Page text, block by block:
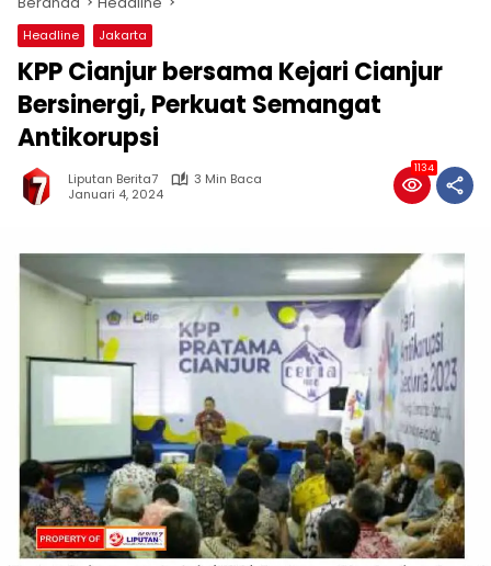
Headline Jakarta
KPP Cianjur bersama Kejari Cianjur
Bersinergi, Perkuat Semangat
Antikorupsi
Liputan Berita7
3 Min Baca
Januari 4, 2024
1134